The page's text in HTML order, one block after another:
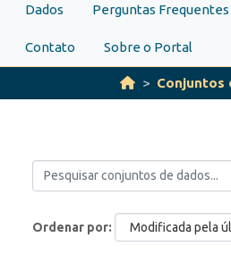
Dados Perguntas Frequentes
Contato Sobre o Portal
Conjuntos
Ordenar por